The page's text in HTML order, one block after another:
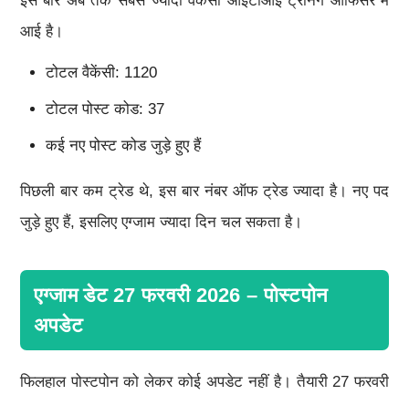
आई है।
टोटल वैकेंसी: 1120
टोटल पोस्ट कोड: 37
कई नए पोस्ट कोड जुड़े हुए हैं
पिछली बार कम ट्रेड थे, इस बार नंबर ऑफ ट्रेड ज्यादा है। नए पद
जुड़े हुए हैं, इसलिए एग्जाम ज्यादा दिन चल सकता है।
एग्जाम डेट 27 फरवरी 2026 – पोस्टपोन
अपडेट
फिलहाल पोस्टपोन को लेकर कोई अपडेट नहीं है। तैयारी 27 फरवरी